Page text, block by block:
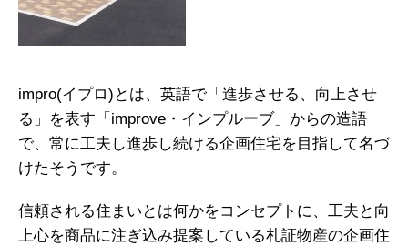
impro(イプロ)とは、英語で「進歩させる、向上させ
る」を表す「improve・インプルーブ」からの造語
で、常に工夫し進歩し続ける企画住宅を目指して名づ
けたそうです。
信頼される住まいとは何かをコンセプトに、工夫と向
上心を商品に注ぎ込み提案している札証物産の企画住